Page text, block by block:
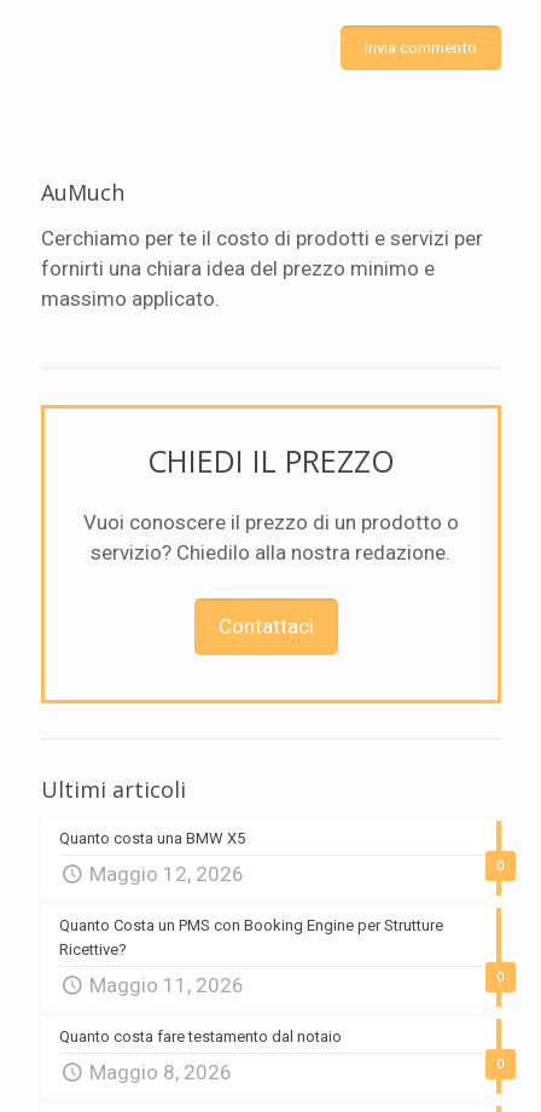
AuMuch
Cerchiamo per te il costo di prodotti e servizi per
fornirti una chiara idea del prezzo minimo e
massimo applicato.
CHIEDI IL PREZZO
Vuoi conoscere il prezzo di un prodotto o
servizio? Chiedilo alla nostra redazione.
Contattaci
Ultimi articoli
0
Quanto costa una BMW X5
Maggio 12, 2026
0
Quanto Costa un PMS con Booking Engine per Strutture
Ricettive?
Maggio 11, 2026
0
Quanto costa fare testamento dal notaio
Maggio 8, 2026